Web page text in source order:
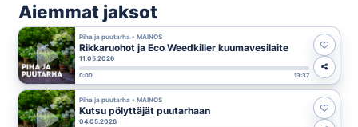
Aiemmat jaksot
Piha ja puutarha - MAINOS
Rikkaruohot ja Eco Weedkiller kuumavesilaite
11.05.2026
0:00 13:37
Piha ja puutarha - MAINOS
Kutsu pölyttäjät puutarhaan
04.05.2026